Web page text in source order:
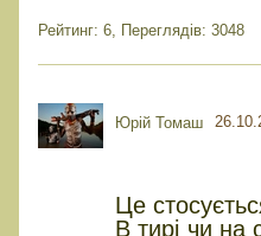
Рейтинг: 6, Переглядів: 3048
Юрій Томаш
Це
В тирі чи на